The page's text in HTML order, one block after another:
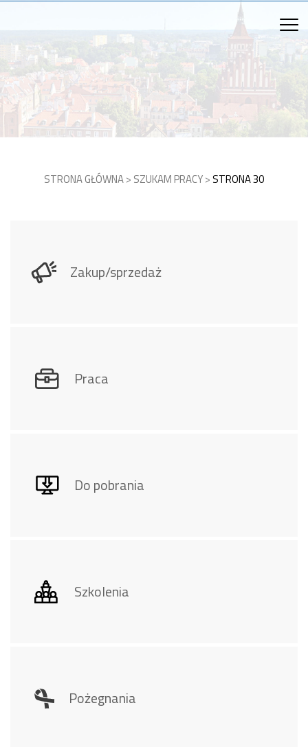
STRONA GŁÓWNA> SZUKAM PRACY>STRONA 30
Zakup/sprzedaż
Praca
Do pobrania
Szkolenia
Pożegnania